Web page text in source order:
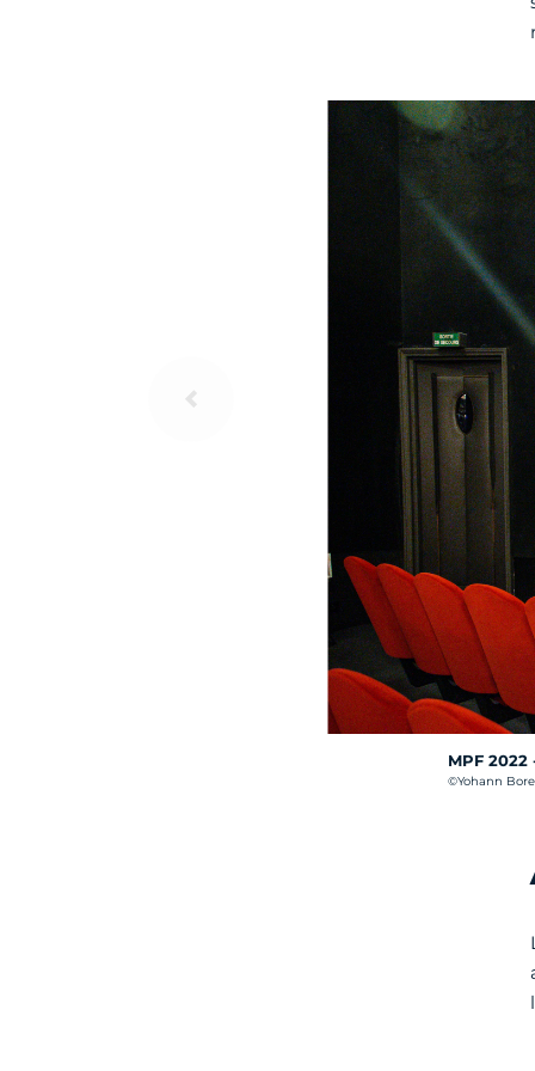
MPF
Crédit photo :
©Yohann